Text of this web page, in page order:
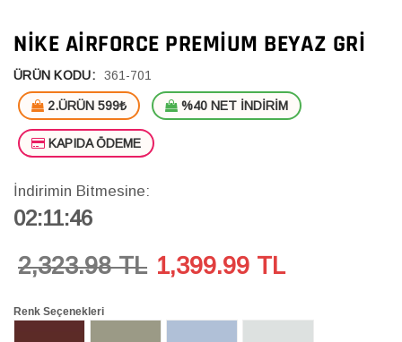
NIKE AIRFORCE PREMIUM BEYAZ GRI
ÜRÜN KODU: 361-701
2.ÜRÜN 599₺ %40 NET İNDİRİM
KAPIDA ÖDEME
İndirimin Bitmesine:
02:11:46
2,323.98 TL 1,399.99 TL
Renk Seçenekleri